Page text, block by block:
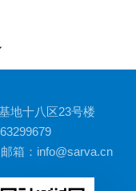
地十八区23号楼
邮箱：info@sarva.cn